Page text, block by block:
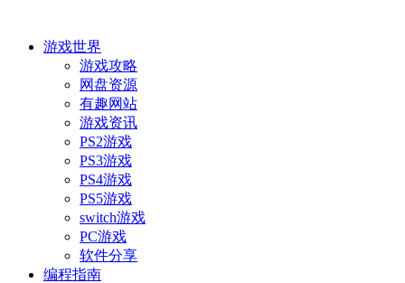
游戏世界
游戏攻略
网盘资源
有趣网站
游戏资讯
PS2游戏
PS3游戏
PS4游戏
PS5游戏
switch游戏
PC游戏
软件分享
编程指南